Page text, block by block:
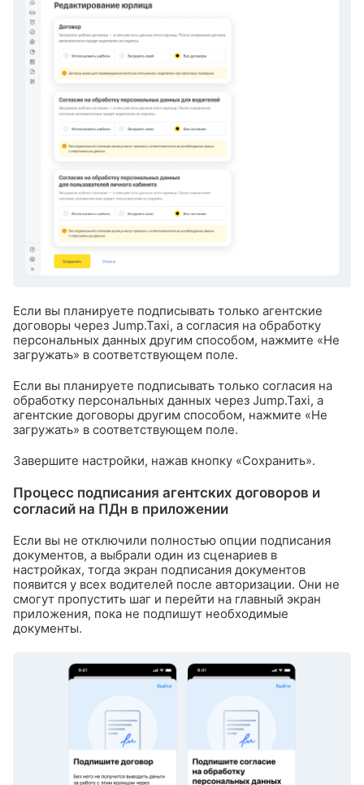
Если вы планируете подписывать только агентские
договоры через Jump.Taxi, а согласия на обработку
персональных данных другим способом, нажмите «Не
загружать» в соответствующем поле.
Если вы планируете подписывать только согласия на
обработку персональных данных через Jump.Taxi, а
агентские договоры другим способом, нажмите «Не
загружать» в соответствующем поле.
Завершите настройки, нажав кнопку «Сохранить».
Процесс подписания агентских договоров и
согласий на ПДн в приложении
Если вы не отключили полностью опции подписания
документов, а выбрали один из сценариев в
настройках, тогда экран подписания документов
появится у всех водителей после авторизации. Они не
смогут пропустить шаг и перейти на главный экран
приложения, пока не подпишут необходимые
документы.